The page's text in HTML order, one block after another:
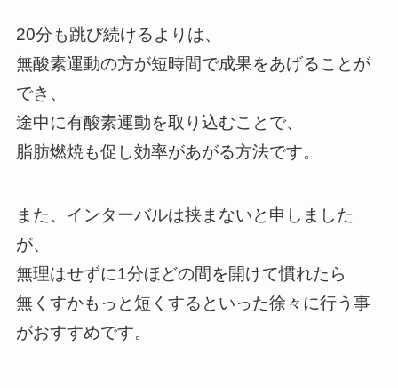
20分も跳び続けるよりは、
無酸素運動の方が短時間で成果をあげることが
でき、
途中に有酸素運動を取り込むことで、
脂肪燃焼も促し効率があがる方法です。
また、インターバルは挟まないと申しました
が、
無理はせずに1分ほどの間を開けて慣れたら
無くすかもっと短くするといった徐々に行う事
がおすすめです。